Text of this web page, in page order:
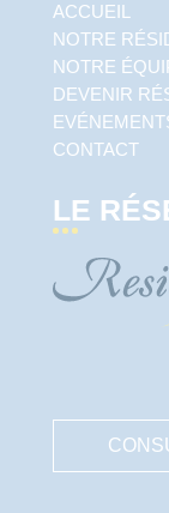
ACCUEIL
NOTRE
NOTRE
DEVENIR
CONTACT
LE